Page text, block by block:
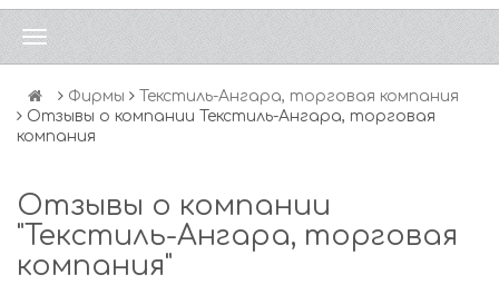
Фирмы
Текстиль-Ангара, торговая компания
Отзывы о компании Текстиль-Ангара, торговая
компания
Отзывы о компании
"Текстиль-Ангара, торговая
компания"